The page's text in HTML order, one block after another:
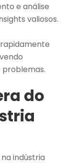
e análise
valiosos.
do
indústria